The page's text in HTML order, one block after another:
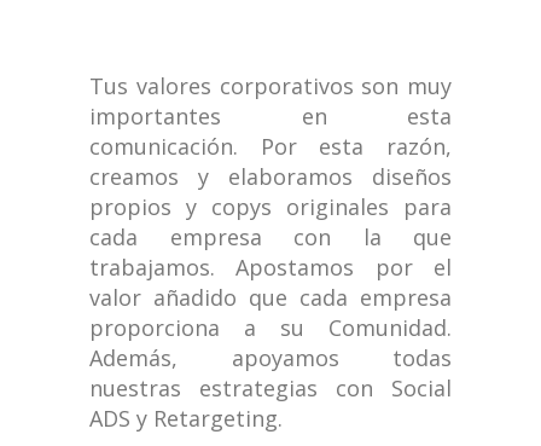
Tus valores corporativos son muy
importantes en esta
comunicación. Por esta razón,
creamos y elaboramos diseños
propios y copys originales para
cada empresa con la que
trabajamos. Apostamos por el
valor añadido que cada empresa
proporciona a su Comunidad.
Además, apoyamos todas
nuestras estrategias con Social
ADS y Retargeting.